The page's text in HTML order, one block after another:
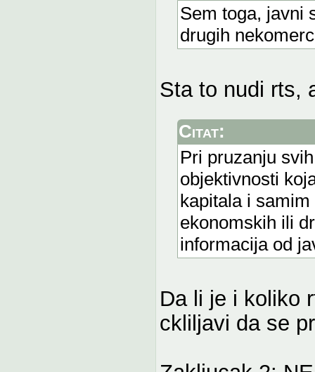
Sem toga, javni
drugih
Sta to nudi rts,
Citat:
Pri pruzanju
objektivnosti
kapitala i
ekonomskih ili
informacija od
Da li je i koliko
ckliljavi da se